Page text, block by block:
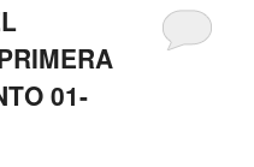
01-